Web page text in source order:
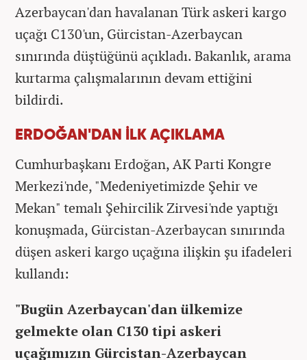
Azerbaycan'dan havalanan Türk askeri kargo
uçağı C130'un, Gürcistan-Azerbaycan
sınırında düştüğünü açıkladı. Bakanlık, arama
kurtarma çalışmalarının devam ettiğini
bildirdi.
ERDOĞAN'DAN İLK AÇIKLAMA
Cumhurbaşkanı Erdoğan, AK Parti Kongre
Merkezi'nde, "Medeniyetimizde Şehir ve
Mekan" temalı Şehircilik Zirvesi'nde yaptığı
konuşmada, Gürcistan-Azerbaycan sınırında
düşen askeri kargo uçağına ilişkin şu ifadeleri
kullandı:
"Bugün Azerbaycan'dan ülkemize
gelmekte olan C130 tipi askeri
uçağımızın Gürcistan-Azerbaycan